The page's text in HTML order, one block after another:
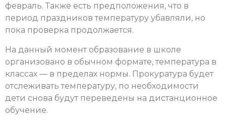
февраль. Также есть предположения, что в
период праздников температуру убавляли, но
пока проверка продолжается.
На данный момент образование в школе
организовано в обычном формате, температура в
классах — в пределах нормы. Прокуратура будет
отслеживать температуру, по необходимости
дети снова будут переведены на дистанционное
обучение.